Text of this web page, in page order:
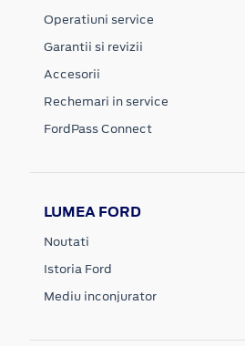
Operatiuni service
Garantii si revizii
Accesorii
Rechemari in service
FordPass Connect
LUMEA FORD
Noutati
Istoria Ford
Mediu inconjurator